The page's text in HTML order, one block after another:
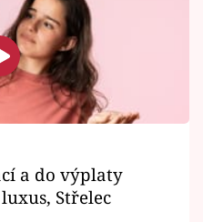
a do výplaty
Střelec